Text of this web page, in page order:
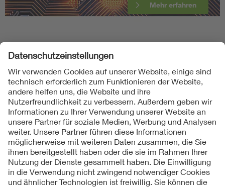
Mehr erfahren
Folgen Sie uns
Kontakte